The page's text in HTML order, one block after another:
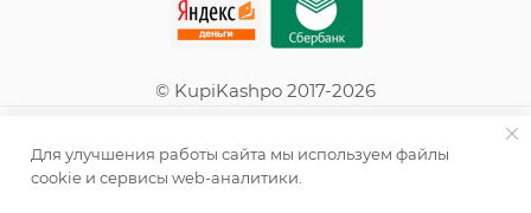
© KupiKashpo 2017-2026
Для улучшения работы сайта мы используем файлы
cookie и сервисы web-аналитики.